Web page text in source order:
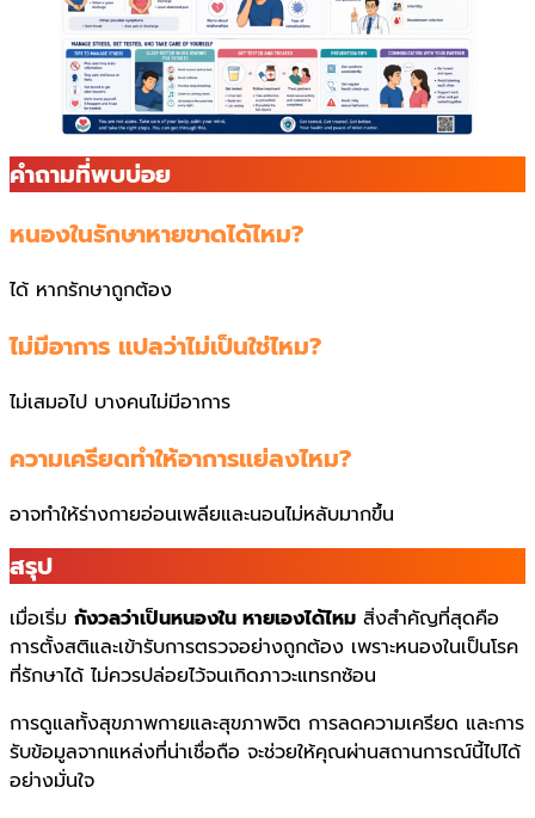
คำถามที่พบบ่อย
หนองในรักษาหายขาดได้ไหม?
ได้ หากรักษาถูกต้อง
ไม่มีอาการ แปลว่าไม่เป็นใช่ไหม?
ไม่เสมอไป บางคนไม่มีอาการ
ความเครียดทำให้อาการแย่ลงไหม?
อาจทำให้ร่างกายอ่อนเพลียและนอนไม่หลับมากขึ้น
สรุป
เมื่อเริ่ม กังวลว่าเป็นหนองใน หายเองได้ไหม สิ่งสำคัญที่สุดคือ
การตั้งสติและเข้ารับการตรวจอย่างถูกต้อง เพราะหนองในเป็นโรค
ที่รักษาได้ ไม่ควรปล่อยไว้จนเกิดภาวะแทรกซ้อน
การดูแลทั้งสุขภาพกายและสุขภาพจิต การลดความเครียด และการ
รับข้อมูลจากแหล่งที่น่าเชื่อถือ จะช่วยให้คุณผ่านสถานการณ์นี้ไปได้
อย่างมั่นใจ